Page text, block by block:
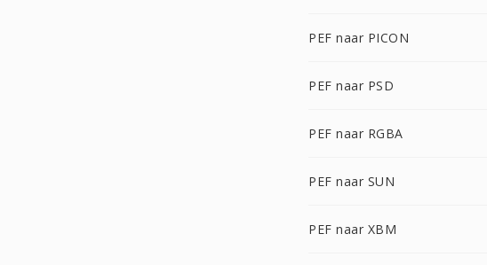
PEF naar PICON
PEF naar PSD
PEF naar RGBA
PEF naar SUN
PEF naar XBM